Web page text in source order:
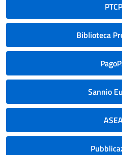
PTCP
Biblioteca
Sannio